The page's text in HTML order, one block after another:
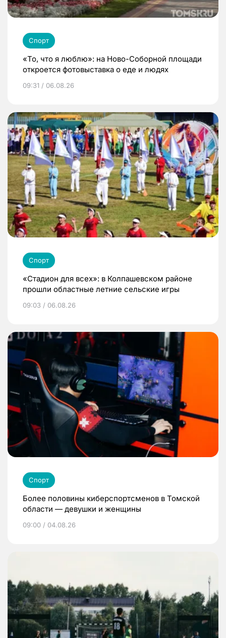
Спорт
«То, что я люблю»: на Ново-Соборной площади
откроется фотовыставка о еде и людях
09:31 / 06.08.26
Спорт
«Стадион для всех»: в Колпашевском районе
прошли областные летние сельские игры
09:03 / 06.08.26
Спорт
Более половины киберспортсменов в Томской
области — девушки и женщины
09:00 / 04.08.26